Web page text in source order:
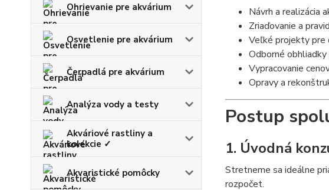
Ohrievanie pre akvárium
Osvetlenie pre akvárium
Čerpadlá pre akvárium
Analýza vody a testy
Akváriové rastliny a
kolekcie ✓
Akvaristické pomôcky
Návrh a realizácia
Zriaďovanie a
Veľké projekty pre
Odborné
Vypracovanie
Opravy a
Postup
1. Úvodná
Stretneme sa ideálne
rozpočet.